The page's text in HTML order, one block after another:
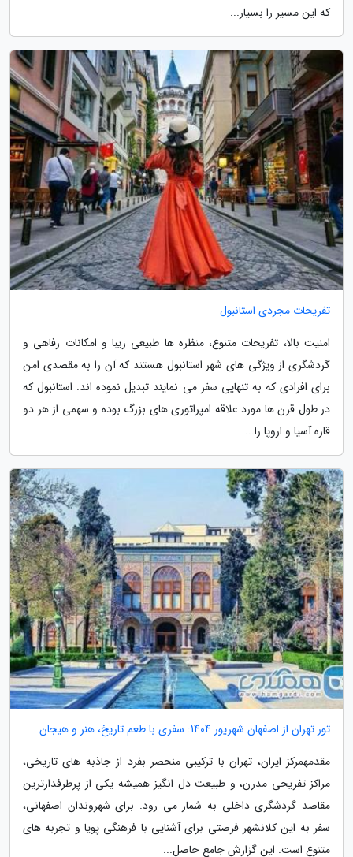
که این مسیر را بسیار...
تفریحات مجردی استانبول
امنیت بالا، تفریحات متنوع، منظره ها طبیعی زیبا و امکانات رفاهی و
گردشگری از ویژگی های شهر استانبول هستند که آن را به مقصدی امن
برای افرادی که به تنهایی سفر می نمایند تبدیل نموده اند. استانبول که
در طول قرن ها مورد علاقه امپراتوری های بزرگ بوده و سهمی از هر دو
قاره آسیا و اروپا را...
تور تهران از اصفهان شهریور 1404: سفری با طعم تاریخ، هنر و هیجان
مقدمهمرکز ایران، تهران با ترکیبی منحصر بفرد از جاذبه های تاریخی،
مراکز تفریحی مدرن، و طبیعت دل انگیز همیشه یکی از پرطرفدارترین
مقاصد گردشگری داخلی به شمار می رود. برای شهروندان اصفهانی،
سفر به این کلانشهر فرصتی برای آشنایی با فرهنگی پویا و تجربه های
متنوع است. این گزارش جامع حاصل...